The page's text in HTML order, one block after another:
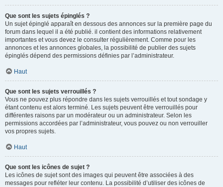
Que sont les sujets épinglés ?
Un sujet épinglé apparaît en dessous des annonces sur la première page du
forum dans lequel il a été publié. il contient des informations relativement
importantes et vous devez le consulter régulièrement. Comme pour les
annonces et les annonces globales, la possibilité de publier des sujets
épinglés dépend des permissions définies par l’administrateur.
Haut
Que sont les sujets verrouillés ?
Vous ne pouvez plus répondre dans les sujets verrouillés et tout sondage y
étant contenu est alors terminé. Les sujets peuvent être verrouillés pour
différentes raisons par un modérateur ou un administrateur. Selon les
permissions accordées par l’administrateur, vous pouvez ou non verrouiller
vos propres sujets.
Haut
Que sont les icônes de sujet ?
Les icônes de sujet sont des images qui peuvent être associées à des
messages pour refléter leur contenu. La possibilité d’utiliser des icônes de